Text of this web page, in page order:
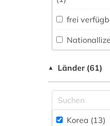
Politologie
(2)
Romanistik
Slavistik (0)
(2)
(1)
frei
für registrierte
für registrierte
Einzelpersonen
▲ Länder (61)
Korea (13)